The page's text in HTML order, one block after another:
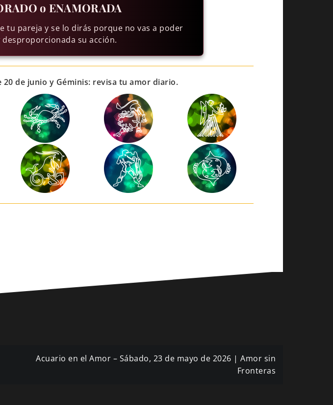
o ENAMORADA
tu pareja y se lo dirás porque no vas a poder
su acción.
de junio y Géminis: revisa tu amor diario.
Acuario en el Amor – Sábado, 23 de mayo de 2026 | Amor sin
Fronteras